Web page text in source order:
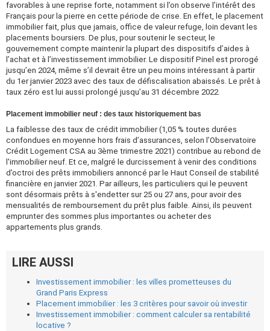
favorables à une reprise forte, notamment si l’on observe l’intérêt des
Français pour la pierre en cette période de crise. En effet, le placement
immobilier fait, plus que jamais, office de valeur refuge, loin devant les
placements boursiers. De plus, pour soutenir le secteur, le
gouvernement compte maintenir la plupart des dispositifs d’aides à
l’achat et à l’investissement immobilier. Le dispositif Pinel est prorogé
jusqu’en 2024, même s’il devrait être un peu moins intéressant à partir
du 1er janvier 2023 avec des taux de défiscalisation abaissés. Le prêt à
taux zéro est lui aussi prolongé jusqu’au 31 décembre 2022.
Placement immobilier neuf : des taux historiquement bas
La faiblesse des taux de crédit immobilier (1,05 % toutes durées
confondues en moyenne hors frais d’assurances, selon l’Observatoire
Crédit Logement CSA au 3ème trimestre 2021) contribue au rebond de
l'immobilier neuf. Et ce, malgré le durcissement à venir des conditions
d’octroi des prêts immobiliers annoncé par le Haut Conseil de stabilité
financière en janvier 2021. Par ailleurs, les particuliers qui le peuvent
sont désormais prêts à s'endetter sur 25 ou 27 ans, pour avoir des
mensualités de remboursement du prêt plus faible. Ainsi, ils peuvent
emprunter des sommes plus importantes ou acheter des
appartements plus grands.
LIRE AUSSI
Investissement immobilier : les villes prometteuses du
Grand Paris Express
Placement immobilier : les 3 critères pour savoir où investir
Investissement immobilier : comment calculer sa rentabilité
locative ?